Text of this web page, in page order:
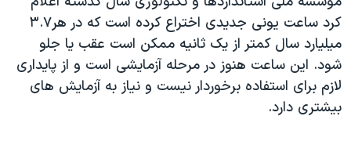
کرد ساعت یونی جديدی اختراع کرده است که در هر۳.۷
میلیارد سال کمتر از يک ثانيه ممکن است عقب يا جلو
شود. اين ساعت هنوز در مرحله آزمايشی است و از پايداری
لازم برای استفاده برخوردار نيست و نياز به آزمايش های
بيشتری دارد.